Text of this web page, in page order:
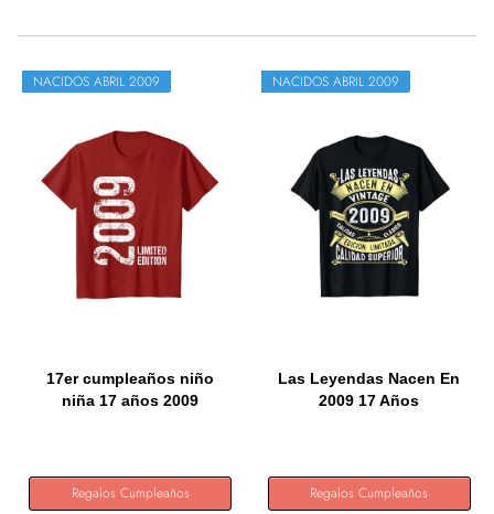
NACIDOS ABRIL 2009
17er cumpleaños niño
niña 17 años 2009
Regalos Cumpleaños
NACIDOS ABRIL 2009
Las Leyendas Nacen En
2009 17 Años
Regalos Cumpleaños